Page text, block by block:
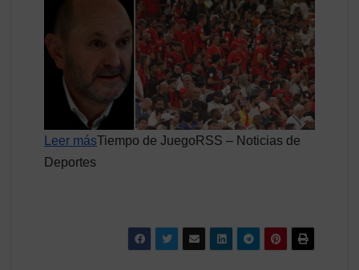
Leer másTiempo de JuegoRSS – Noticias de
Deportes